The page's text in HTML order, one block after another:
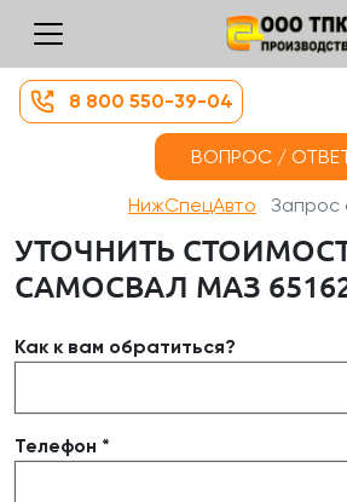
8 800 550-39-04
ВОПРОС /
НижСпецАвто Запрос
УТОЧНИТЬ
САМОСВАЛ МАЗ
Как к вам обратиться?
Телефон *